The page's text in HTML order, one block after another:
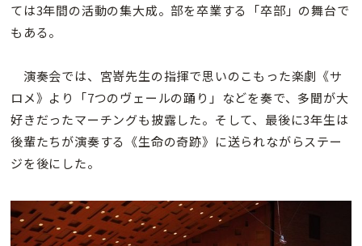
ては3年間の活動の集大成。部を卒業する「卒部」の舞台で
もある。
演奏会では、宮嵜先生の指揮で思いのこもった楽劇《サ
ロメ》より「7つのヴェールの踊り」などを奏で、多聞が大
好きだったマーチングも披露した。そして、最後に3年生は
後輩たちが演奏する《生命の奇跡》に送られながらステー
ジを後にした。